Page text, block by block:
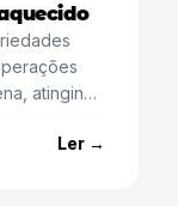
atingindo
Ler →